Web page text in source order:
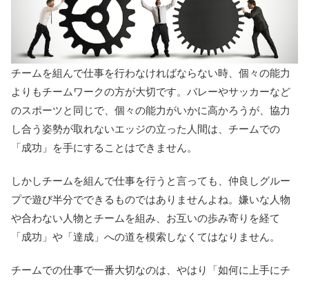
チームを組んで仕事を行わなければならない時、個々の能力
よりもチームワークの方が大切です。バレーやサッカーなど
のスポーツと同じで、個々の能力がいかに高かろうが、協力
し合う姿勢が取れないエッジの立った人間は、チームでの
「成功」を手にすることはできません。
しかしチームを組んで仕事を行うと言っても、仲良しグルー
プで遊び半分でできるものではありませんよね。嫌いな人物
や合わない人物とチームを組み、お互いの歩み寄りを経て
「成功」や「達成」への道を模索しなくてはなりません。
チームでの仕事で一番大切なのは、やはり「如何に上手にチ